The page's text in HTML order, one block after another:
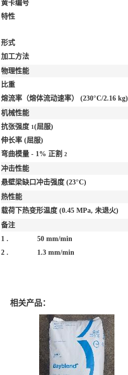
黄卡编号
特性
形式
加工方法
物理性能
比重
熔流率（熔体流动速率） (230°C/2.16 kg)
机械性能
抗张强度 1 (屈服)
伸长率 (屈服)
弯曲模量 - 1% 正割
2
冲击性能
悬壁梁缺口冲击强度 (23°C)
热性能
载荷下热变形温度 (0.45 MPa, 未退火)
备注
1 .
50 mm/min
2 .
1.3 mm/min
相关产品：